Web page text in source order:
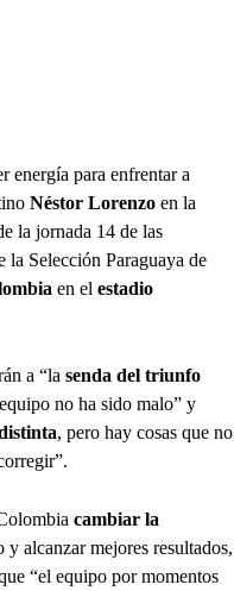
energía para enfrentar a
Néstor Lorenzo en la
la jornada 14 de las
la Selección Paraguaya de
en el estadio
a “la senda del triunfo
no ha sido malo” y
, pero hay cosas que no
cambiar la
alcanzar mejores resultados,
“el equipo por momentos